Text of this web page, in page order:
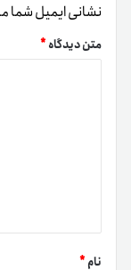
نشانی ایمیل شما
متن دیدگاه*
نام*